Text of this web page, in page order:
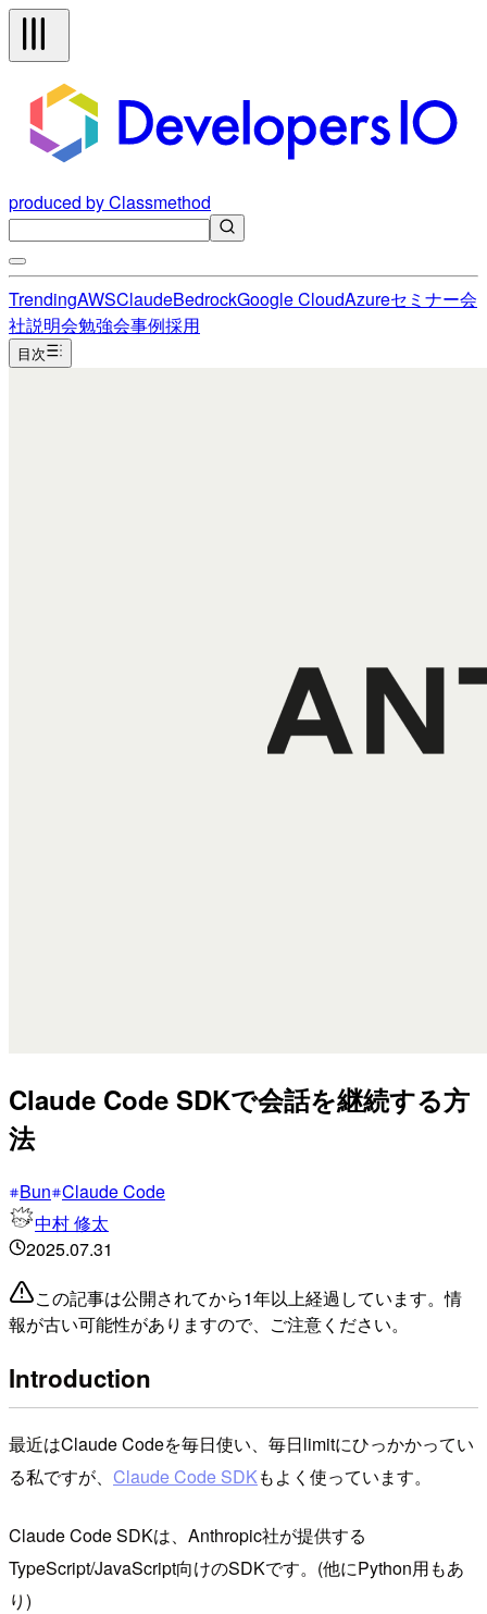
produced by Classmethod
TrendingAWSClaudeBedrockGoogle CloudAzureセミナー会
社説明会勉強会事例採用
目次
Claude Code SDKで会話を継続する方
法
Bun Claude Code
中村 修太
2025.07.31
この記事は公開されてから1年以上経過しています。情
報が古い可能性がありますので、ご注意ください。
Introduction
最近はClaude Codeを毎日使い、毎日limitにひっかかってい
る私ですが、 Claude Code SDKもよく使っています。
Claude Code SDKは、Anthropic社が提供する
TypeScript/JavaScript向けのSDKです。(他にPython用もあ
り)